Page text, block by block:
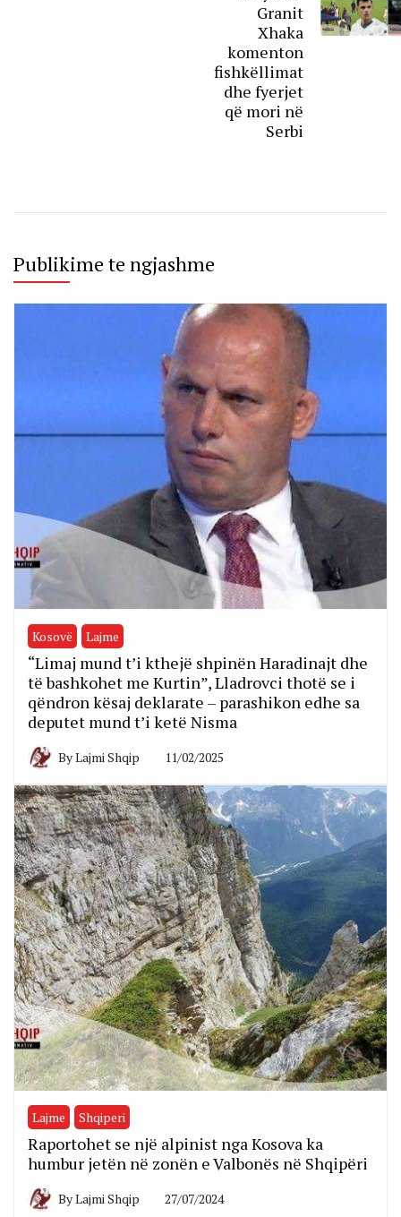
Granit
Xhaka
komenton
fishkëllimat
dhe fyerjet
që mori në
Serbi
Publikime te ngjashme
Kosovë Lajme
“Limaj mund t’i kthejë shpinën Haradinajt dhe
të bashkohet me Kurtin”, Lladrovci thotë se i
qëndron kësaj deklarate – parashikon edhe sa
deputet mund t’i ketë Nisma
ByLajmi Shqip 11/02/2025
Lajme Shqiperi
Raportohet se një alpinist nga Kosova ka
humbur jetën në zonën e Valbonës në Shqipëri
ByLajmi Shqip 27/07/2024